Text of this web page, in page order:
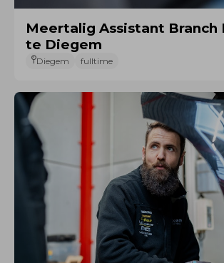
Meertalig Assistant Branch
te Diegem
Diegem fulltime